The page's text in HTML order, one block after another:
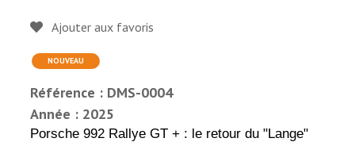
Ajouter aux favoris
NOUVEAU
Référence : DMS-0004
Année : 2025
Porsche 992 Rallye GT + : le retour du "Lange"